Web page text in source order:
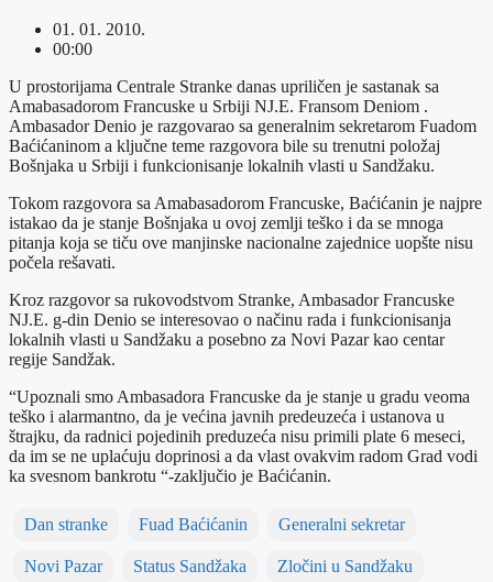
01. 01. 2010.
00:00
U prostorijama Centrale Stranke danas upriličen je sastanak sa
Amabasadorom Francuske u Srbiji NJ.E. Fransom Deniom .
Ambasador Denio je razgovarao sa generalnim sekretarom Fuadom
Baćićaninom a ključne teme razgovora bile su trenutni položaj
Bošnjaka u Srbiji i funkcionisanje lokalnih vlasti u Sandžaku.
Tokom razgovora sa Amabasadorom Francuske, Baćićanin je najpre
istakao da je stanje Bošnjaka u ovoj zemlji teško i da se mnoga
pitanja koja se tiču ove manjinske nacionalne zajednice uopšte nisu
počela rešavati.
Kroz razgovor sa rukovodstvom Stranke, Ambasador Francuske
NJ.E. g-din Denio se interesovao o načinu rada i funkcionisanja
lokalnih vlasti u Sandžaku a posebno za Novi Pazar kao centar
regije Sandžak.
“Upoznali smo Ambasadora Francuske da je stanje u gradu veoma
teško i alarmantno, da je većina javnih predeuzeća i ustanova u
štrajku, da radnici pojedinih preduzeća nisu primili plate 6 meseci,
da im se ne uplaćuju doprinosi a da vlast ovakvim radom Grad vodi
ka svesnom bankrotu “-zaključio je Baćićanin.
Dan stranke Fuad Baćićanin Generalni sekretar
Novi Pazar Status Sandžaka Zločini u Sandžaku